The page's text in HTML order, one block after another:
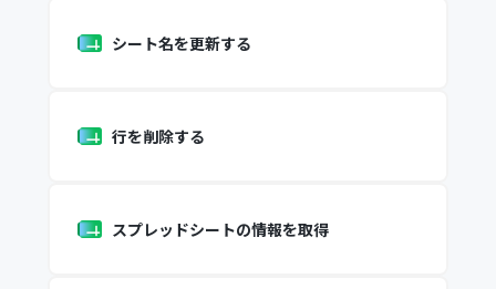
シート名を更新する
行を削除する
スプレッドシートの情報を取得